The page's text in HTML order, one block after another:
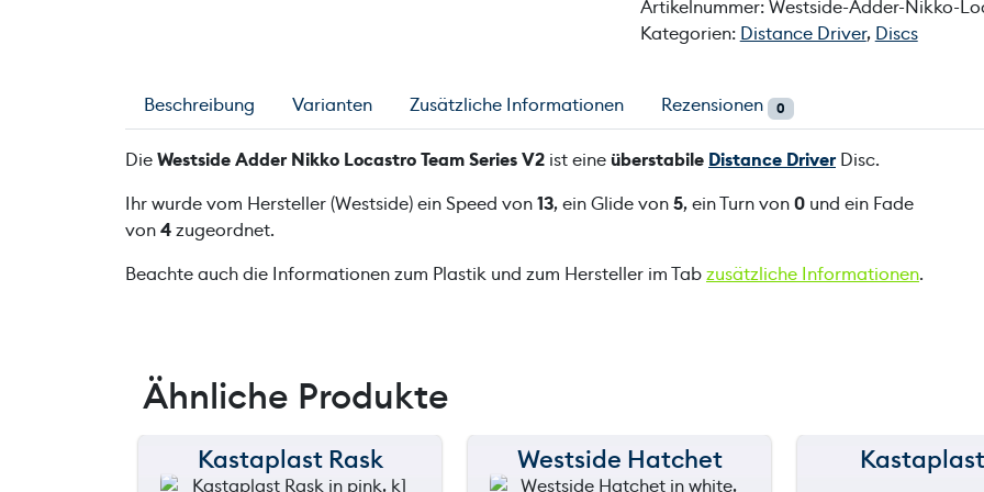
Artikelnummer:Westside-Adder-Nikko-
Kategorien: Distance Driver, Discs
Beschreibung Varianten Zusätzliche Informationen Rezensionen 0
DieWestside Adder Nikko Locastro Team Series V2 ist eine überstabile Distance DriverDisc.
Ihr wurde vom Hersteller (Westside) ein Speed von13, ein Glide von5, ein Turn von0 und ein Fade
von4zugeordnet.
Beachte auch die Informationen zum Plastik und zum Hersteller im Tabzusätzliche Informationen.
Ähnliche Produkte
150 m
Kastaplast Rask 150 m
Westside Hatchet 150 m